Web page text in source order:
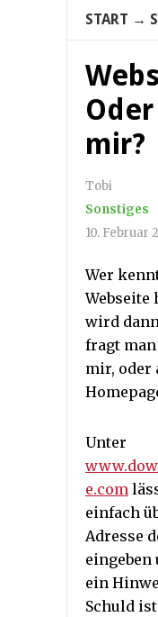
START →
mir?
Tobi
Sonstiges
10. Februar
Wer
Webseite
wird
fragt
mir, oder
Unter
e.com
einfach
Adresse
ein
Schuld